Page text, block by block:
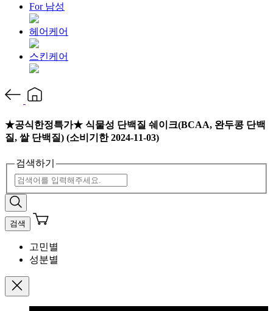
For 남성
헤어케어
스킨케어
★공식한정특가★ 식물성 단백질 쉐이크(BCAA, 완두콩 단백
질, 쌀 단백질) (소비기한 2024-11-03)
검색하기
검색
고민별
성분별